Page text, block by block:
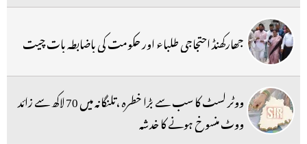
جھارکھنڈ احتجاجی طلباء اور حکومت کی باضابطہ بات چیت
ووٹر لسٹ کا سب سے بڑا خطرہ ،تلنگانہ میں 70 لاکھ سے زائد
ووٹ منسوخ ہونے کا خدشہ